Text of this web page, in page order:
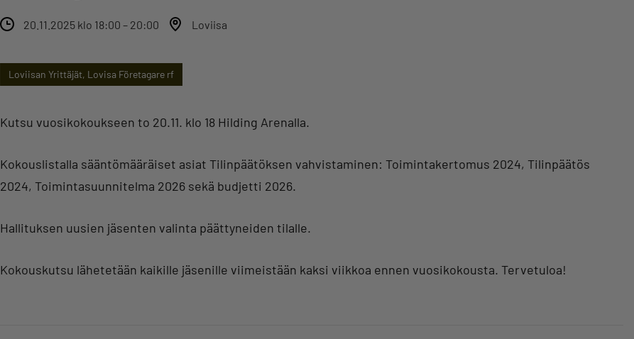
20.11.2025 klo 18:00 – 20:00 Loviisa
Loviisan Yrittäjät, Lovisa Företagare rf
Kutsu vuosikokoukseen to 20.11. klo 18 Hilding Arenalla.
Kokouslistalla sääntömääräiset asiat Tilinpäätöksen vahvistaminen: Toimintakertomus 2024, Tilinpäätös
2024, Toimintasuunnitelma 2026 sekä budjetti 2026.
Hallituksen uusien jäsenten valinta päättyneiden tilalle.
Kokouskutsu lähetetään kaikille jäsenille viimeistään kaksi viikkoa ennen vuosikokousta. Tervetuloa!